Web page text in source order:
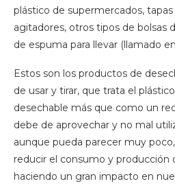
plástico de supermercados,
agitadores, otros tipos de bolsas
de espuma para llevar (llamado
Estos son los productos de
de usar y tirar, que trata el
desechable más que como un
debe de aprovechar y no mal
aunque pueda parecer muy
reducir el consumo y producción
haciendo un gran impacto en